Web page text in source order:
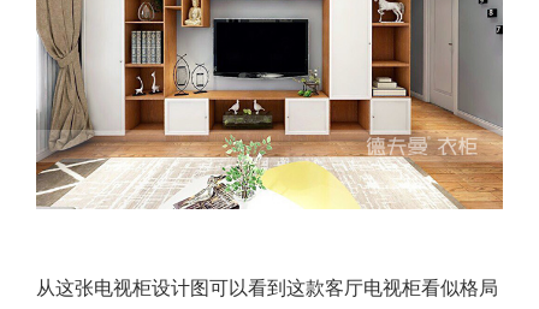
从这张电视柜设计图可以看到这款客厅电视柜看似格局